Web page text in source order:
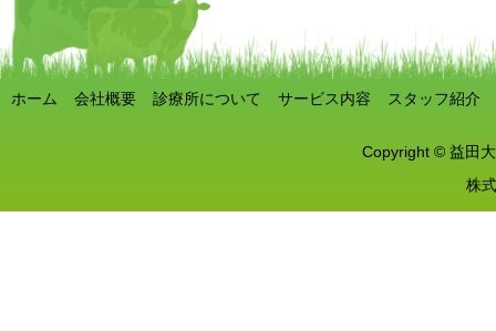
ホーム 会社概要 診療所について サービス内容 スタッフ紹介
Copyright © 益田
株